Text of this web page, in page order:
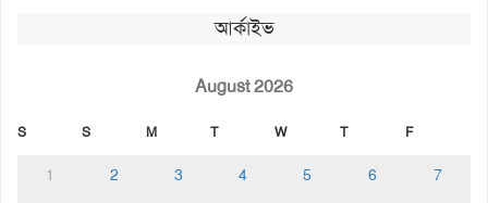
আর্কাইভ
August 2026
S S M T W T F
1 2 3 4 5 6
7